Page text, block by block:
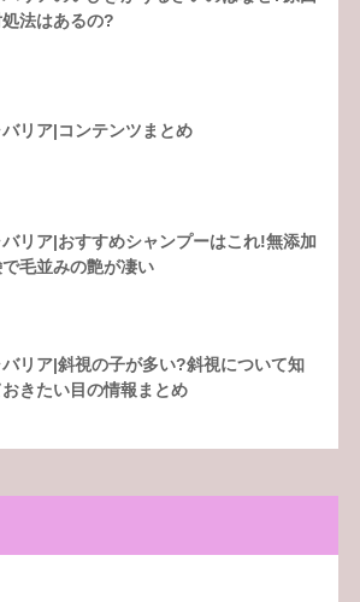
法はあるの?
リア|コンテンツまとめ
バリア|おすすめシャンプーはこれ!無添加
毛並みの艶が凄い
バリア|斜視の子が多い?斜視について知
おきたい目の情報まとめ